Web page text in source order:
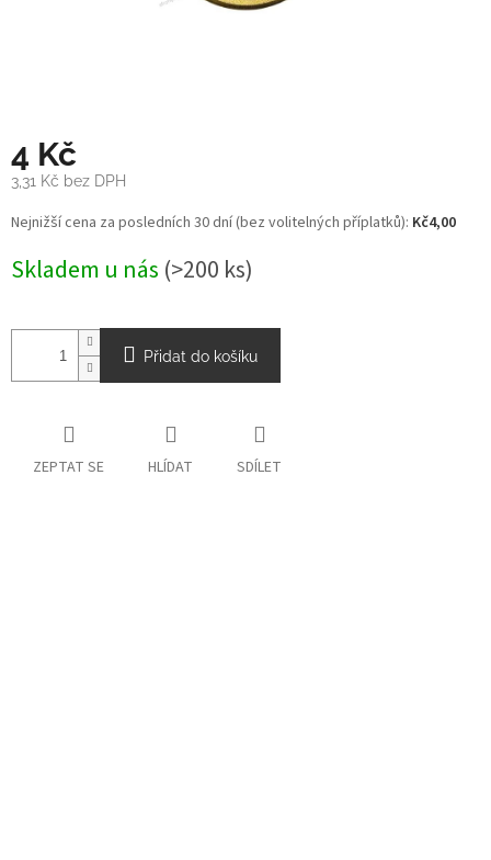
4 Kč
3,31 Kč bez DPH
Měrná
cena:
Nejnižší cena za posledních 30 dní (bez volitelných příplatků): Kč4,00
Skladem u nás (>200 ks)
Přidat do košíku
ZEPTAT SE HLÍDAT SDÍLET